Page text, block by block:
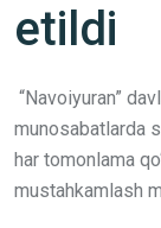
etildi
“Navoiyuran”
munosabatlarda
har tomonlama
mustahkamlash